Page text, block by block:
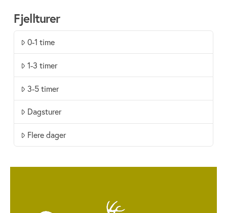
Fjellturer
0-1 time
1-3 timer
3-5 timer
Dagsturer
Flere dager